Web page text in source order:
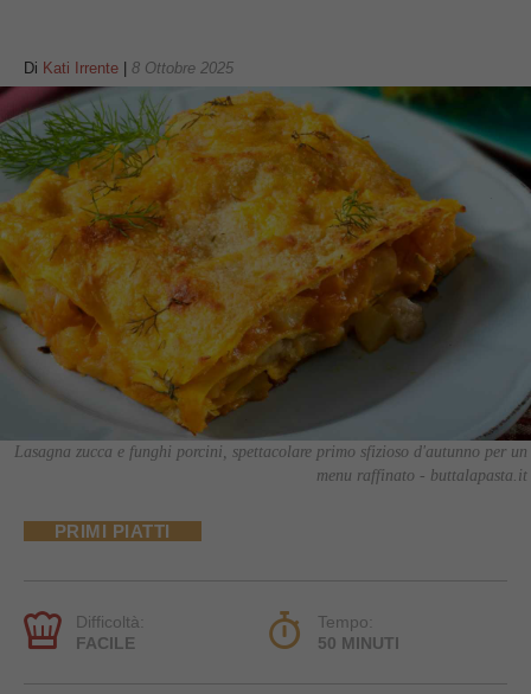
Di Kati Irrente 8 Ottobre 2025
Lasagna zucca e funghi porcini, spettacolare primo sfizioso d'autunno per un
menu raffinato - buttalapasta.it
PRIMI PIATTI
Difficoltà:
FACILE
Tempo:
50 MINUTI